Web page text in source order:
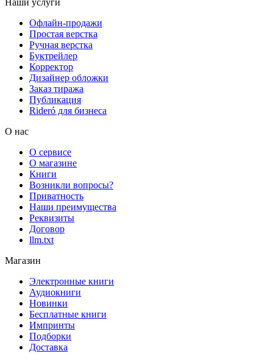
Наши услуги
Офлайн-продажи
Простая верстка
Ручная верстка
Буктрейлер
Корректор
Дизайнер обложки
Заказ тиража
Публикация
Rideró для бизнеса
О нас
О сервисе
О магазине
Книги
Возникли вопросы?
Приватность
Наши преимущества
Реквизиты
Договор
llm.txt
Магазин
Электронные книги
Аудиокниги
Новинки
Бесплатные книги
Импринты
Подборки
Доставка